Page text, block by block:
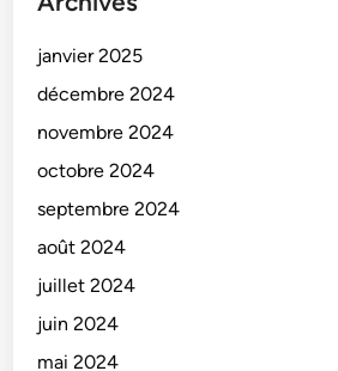
janvier 2025
décembre 2024
novembre 2024
octobre 2024
septembre 2024
août 2024
juillet 2024
juin 2024
mai 2024